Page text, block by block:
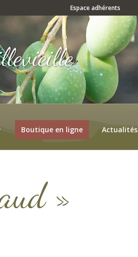
Espace adhérents
Boutique en ligne Actualités
»